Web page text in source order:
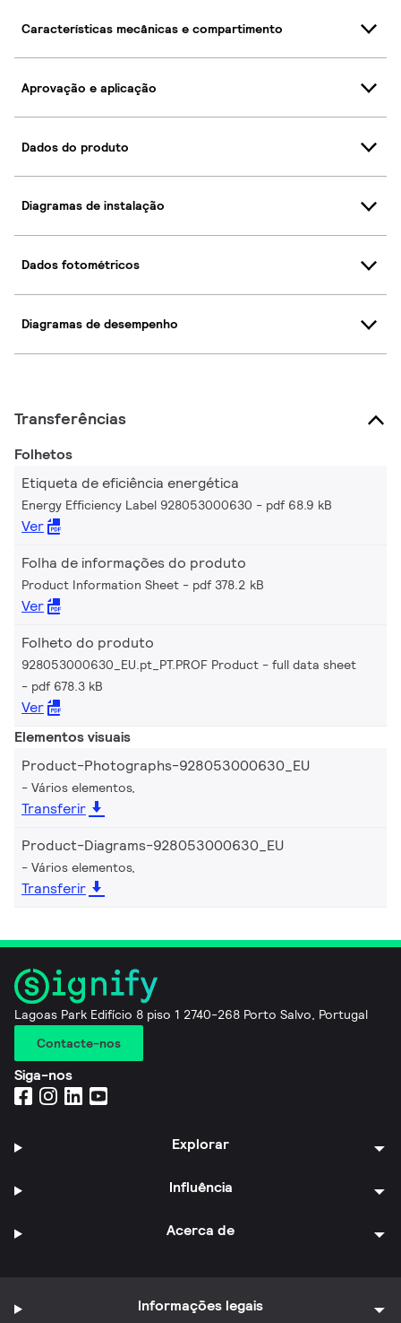
Características mecânicas e compartimento
Aprovação e aplicação
Dados do produto
Diagramas de instalação
Dados fotométricos
Diagramas de desempenho
Transferências
Folhetos
Etiqueta de eficiência energética
Energy Efficiency Label 928053000630 pdf 68.9 kB
Ver
Folha de informações do produto
Product Information Sheet pdf 378.2 kB
Ver
Folheto do produto
928053000630_EU.pt_PT.PROF Product - full data sheet
pdf 678.3 kB
Ver
Elementos visuais
Product-Photographs-928053000630_EU
Vários elementos,
Transferir
Product-Diagrams-928053000630_EU
Vários elementos,
Transferir
Lagoas Park Edifício 8 piso 1 2740-268 Porto Salvo, Portugal
Contacte-nos
Siga-nos
Explorar
Influência
Acerca de
Informações legais